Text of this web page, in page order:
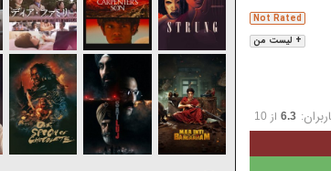
+ لیست من
Not Rated
6.3 از 10